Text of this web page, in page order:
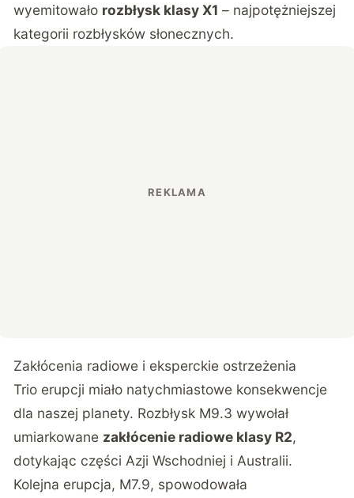
wyemitowało rozbłysk klasy X1 – najpotężniejszej
kategorii rozbłysków słonecznych.
Zakłócenia radiowe i eksperckie ostrzeżenia
Trio erupcji miało natychmiastowe konsekwencje
dla naszej planety. Rozbłysk M9.3 wywołał
umiarkowane zakłócenie radiowe klasy R2,
dotykając części Azji Wschodniej i Australii.
Kolejna erupcja, M7.9, spowodowała